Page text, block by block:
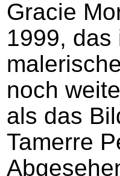
Gracie
1999, das
noch
als das
Tamerre